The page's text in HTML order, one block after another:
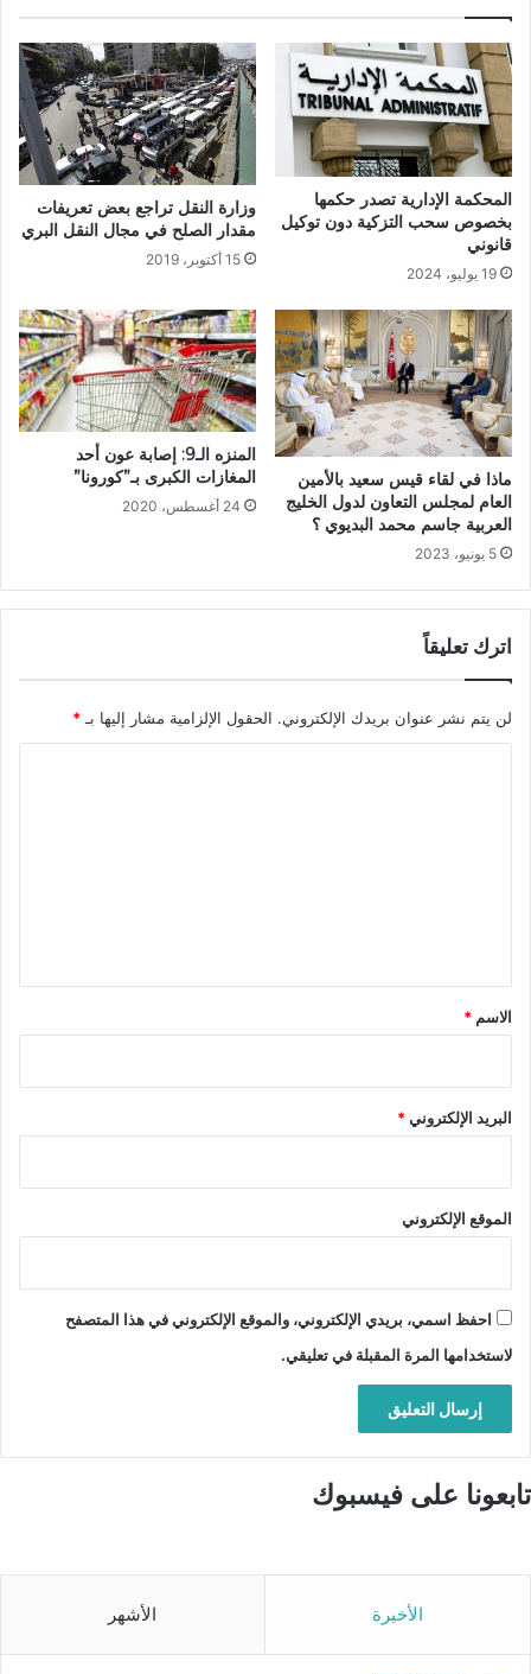
المحكمة الإدارية تصدر حكمها
بخصوص سحب التزكية دون توكيل
قانوني
19 يوليو، 2024
وزارة النقل تراجع بعض تعريفات
مقدار الصلح في مجال النقل البري
15 أكتوبر، 2019
ماذا في لقاء قيس سعيد بالأمين
العام لمجلس التعاون لدول الخليج
العربية جاسم محمد البديوي ؟
5 يونيو، 2023
المنزه الـ9: إصابة عون أحد
المغازات الكبرى بـ”كورونا”
24 أغسطس، 2020
اترك تعليقاً
لن يتم نشر عنوان بريدك الإلكتروني. الحقول الإلزامية مشار إليها بـ *
*
الاسم *
البريد الإلكتروني*
الموقع الإلكتروني
احفظ اسمي، بريدي الإلكتروني، والموقع الإلكتروني في هذا المتصفح
لاستخدامها المرة المقبلة في تعليقي.
تابعونا على فيسبوك
الأخيرة الأشهر